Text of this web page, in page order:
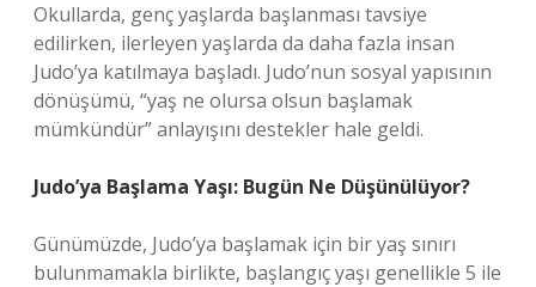
Okullarda, genç yaşlarda başlanması tavsiye
edilirken, ilerleyen yaşlarda da daha fazla insan
Judo’ya katılmaya başladı. Judo’nun sosyal yapısının
dönüşümü, “yaş ne olursa olsun başlamak
mümkündür” anlayışını destekler hale geldi.
Judo’ya Başlama Yaşı: Bugün Ne Düşünülüyor?
Günümüzde, Judo’ya başlamak için bir yaş sınırı
bulunmamakla birlikte, başlangıç yaşı genellikle 5 ile